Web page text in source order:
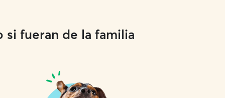
si fueran de la familia